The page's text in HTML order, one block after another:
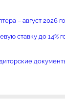
– август 2026
ставку до 14%